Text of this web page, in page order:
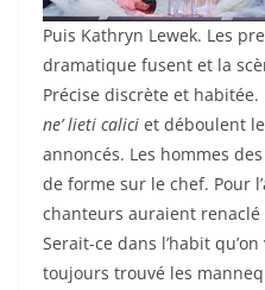
Puis Kathryn Lewek. Les
dramatique fusent et la
Précise discrète et habitée.
ne’ lieti calici et déboulent
annoncés. Les hommes
de forme sur le chef. Pour
chanteurs auraient
Serait-ce dans l’habit qu’on
toujours trouvé les